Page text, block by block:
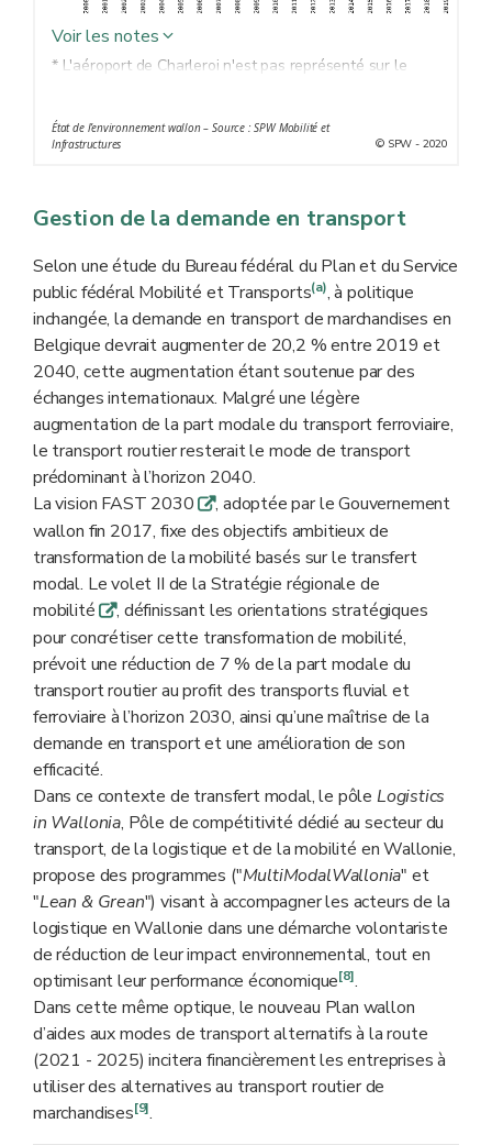
Voir les notes
* L'aéroport de Charleroi n'est pas représenté sur le
2019, il représentait 365 tonnes).
État de l’environnement wallon – Source : SPW Mobilité et
Infrastructures
© SPW - 2020
Gestion de la demande en transport
Selon une étude du Bureau fédéral du Plan et du Service
public fédéral Mobilité et Transports(a), à politique
inchangée, la demande en transport de marchandises en
Belgique devrait augmenter de 20,2 % entre 2019 et
2040, cette augmentation étant soutenue par des
échanges internationaux. Malgré une légère
augmentation de la part modale du transport ferroviaire,
le transport routier resterait le mode de transport
prédominant à l’horizon 2040.
La vision FAST 2030q, adoptée par le Gouvernement
wallon fin 2017, fixe des objectifs ambitieux de
transformation de la mobilité basés sur le transfert
modal. Le volet II de la Stratégie régionale de
mobilitéq, définissant les orientations stratégiques
pour concrétiser cette transformation de mobilité,
prévoit une réduction de 7 % de la part modale du
transport routier au profit des transports fluvial et
ferroviaire à l’horizon 2030, ainsi qu’une maîtrise de la
demande en transport et une amélioration de son
efficacité.
Dans ce contexte de transfert modal, le pôle Logistics
in Wallonia, Pôle de compétitivité dédié au secteur du
transport, de la logistique et de la mobilité en Wallonie,
propose des programmes ("MultiModalWallonia" et
"Lean & Grean") visant à accompagner les acteurs de la
logistique en Wallonie dans une démarche volontariste
de réduction de leur impact environnemental, tout en
optimisant leur performance économique[8].
Dans cette même optique, le nouveau Plan wallon
d’aides aux modes de transport alternatifs à la route
(2021 - 2025) incitera financièrement les entreprises à
utiliser des alternatives au transport routier de
marchandises[9].